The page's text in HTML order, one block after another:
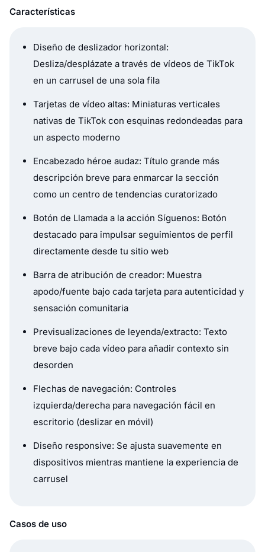
Características
Diseño de deslizador horizontal:
Desliza/desplázate a través de vídeos de TikTok
en un carrusel de una sola fila
Tarjetas de vídeo altas: Miniaturas verticales
nativas de TikTok con esquinas redondeadas para
un aspecto moderno
Encabezado héroe audaz: Título grande más
descripción breve para enmarcar la sección
como un centro de tendencias curatorizado
Botón de Llamada a la acción Síguenos: Botón
destacado para impulsar seguimientos de perfil
directamente desde tu sitio web
Barra de atribución de creador: Muestra
apodo/fuente bajo cada tarjeta para autenticidad y
sensación comunitaria
Previsualizaciones de leyenda/extracto: Texto
breve bajo cada vídeo para añadir contexto sin
desorden
Flechas de navegación: Controles
izquierda/derecha para navegación fácil en
escritorio (deslizar en móvil)
Diseño responsive: Se ajusta suavemente en
dispositivos mientras mantiene la experiencia de
carrusel
Casos de uso